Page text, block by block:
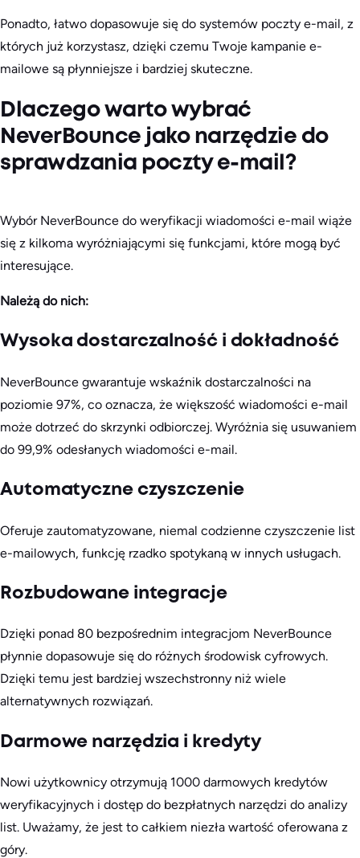
Ponadto, łatwo dopasowuje się do systemów poczty e-mail, z
których już korzystasz, dzięki czemu Twoje kampanie e-
mailowe są płynniejsze i bardziej skuteczne.
Dlaczego warto wybrać
NeverBounce jako narzędzie do
sprawdzania poczty e-mail?
Wybór NeverBounce do weryfikacji wiadomości e-mail wiąże
się z kilkoma wyróżniającymi się funkcjami, które mogą być
interesujące.
Należą do nich:
Wysoka dostarczalność i dokładność
NeverBounce gwarantuje wskaźnik dostarczalności na
poziomie 97%, co oznacza, że większość wiadomości e-mail
może dotrzeć do skrzynki odbiorczej. Wyróżnia się usuwaniem
do 99,9% odesłanych wiadomości e-mail.
Automatyczne czyszczenie
Oferuje zautomatyzowane, niemal codzienne czyszczenie list
e-mailowych, funkcję rzadko spotykaną w innych usługach.
Rozbudowane integracje
Dzięki ponad 80 bezpośrednim integracjom NeverBounce
płynnie dopasowuje się do różnych środowisk cyfrowych.
Dzięki temu jest bardziej wszechstronny niż wiele
alternatywnych rozwiązań.
Darmowe narzędzia i kredyty
Nowi użytkownicy otrzymują 1000 darmowych kredytów
weryfikacyjnych i dostęp do bezpłatnych narzędzi do analizy
list. Uważamy, że jest to całkiem niezła wartość oferowana z
góry.